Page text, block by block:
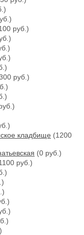
руб.)
руб.)
кладбище (1200
(0 руб.)
руб.)